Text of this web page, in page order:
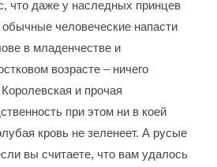
что даже у наследных принцев
человеческие напасти
в младенчестве и
возрасте – ничего
и прочая
при этом ни в коей
кровь не зеленеет. А русые
вы считаете, что вам удалось